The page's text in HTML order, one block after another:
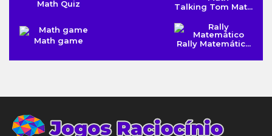
Math Quiz Talking Tom Mat...
Math game Rally Matemátic...